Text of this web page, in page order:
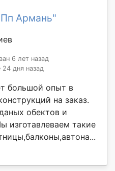
Армань"
6 лет назад
24 дня назад
большой опыт в
на заказ.
обектов и
изготавлеваем такие